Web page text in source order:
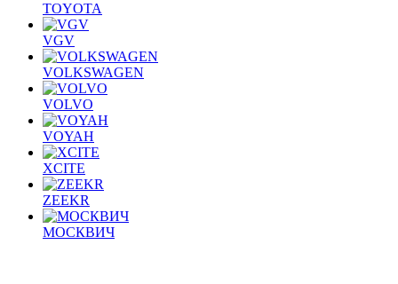
TOYOTA
VGV
VOLKSWAGEN
VOLVO
VOYAH
XCITE
ZEEKR
МОСКВИЧ